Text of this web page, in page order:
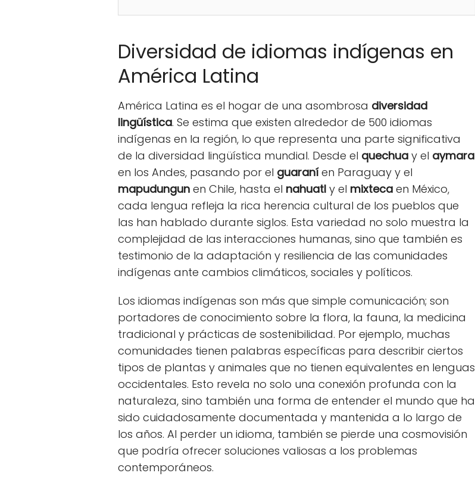
Diversidad de idiomas indígenas en
América Latina
América Latina es el hogar de una asombrosa diversidad
lingüística. Se estima que existen alrededor de 500 idiomas
indígenas en la región, lo que representa una parte significativa
de la diversidad lingüística mundial. Desde el quechua y el aymara
en los Andes, pasando por el guaraníen Paraguay y el
mapudungun en Chile, hasta el nahuatl y el mixteca en México,
cada lengua refleja la rica herencia cultural de los pueblos que
las han hablado durante siglos. Esta variedad no solo muestra la
complejidad de las interacciones humanas, sino que también es
testimonio de la adaptación y resiliencia de las comunidades
indígenas ante cambios climáticos, sociales y políticos.
Los idiomas indígenas son más que simple comunicación; son
portadores de conocimiento sobre la flora, la fauna, la medicina
tradicional y prácticas de sostenibilidad. Por ejemplo, muchas
comunidades tienen palabras específicas para describir ciertos
tipos de plantas y animales que no tienen equivalentes en lenguas
occidentales. Esto revela no solo una conexión profunda con la
naturaleza, sino también una forma de entender el mundo que ha
sido cuidadosamente documentada y mantenida a lo largo de
los años. Al perder un idioma, también se pierde una cosmovisión
que podría ofrecer soluciones valiosas a los problemas
contemporáneos.